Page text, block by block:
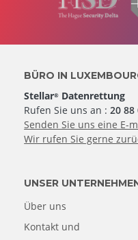
BÜRO IN
Stellar® Datenrettung
Rufen Sie uns an :20 88
Senden Sie uns eine E-
Wir rufen Sie gerne
UNSER
Über uns
Kontakt und